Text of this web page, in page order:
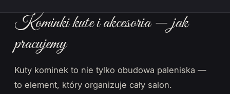
Kominki kute i akcesoria — jak
pracujemy
Kuty kominek to nie tylko obudowa paleniska —
to element, który organizuje cały salon.